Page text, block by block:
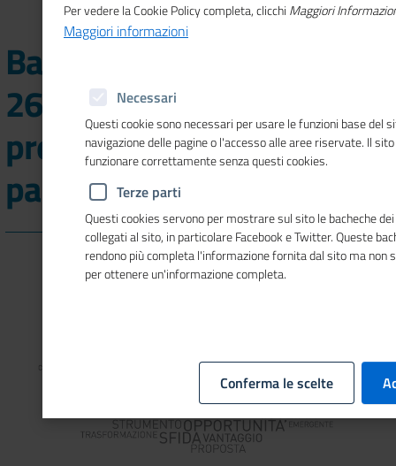
Bando MARCHI+ 2024: dal
26 novembre è possibile
presentare le domande di
partecipazione
Per vedere la Cookie Policy completa, clicchi Maggiori
Maggiori informazioni
Necessari
Questi cookie sono necessari per usare le funzioni base del
navigazione delle pagine o l'accesso alle aree riservate. Il
funzionare correttamente senza questi cookies.
Terze parti
Questi cookies servono per mostrare sul sito le bacheche
collegati al sito, in particolare Facebook e Twitter. Queste
rendono più completa l'informazione fornita dal sito ma non
per ottenere un'informazione completa.
Conferma le scelte